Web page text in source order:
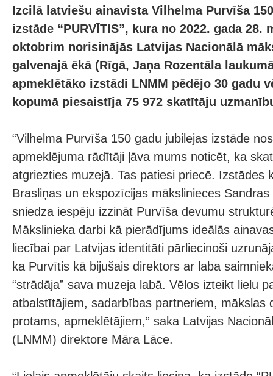
Izcilā latviešu ainavista Vilhelma Purvīša
izstāde “PURVĪTIS”, kura no 2022. gada 28.
oktobrim norisinājās Latvijas Nacionālā
galvenajā ēkā (Rīgā, Jaņa Rozentāla
apmeklētāko izstādi LNMM pēdējo 30 gadu
kopumā piesaistīja 75 972 skatītāju
“Vilhelma Purvīša 150 gadu jubilejas izstāde
apmeklējuma rādītāji ļāva mums noticēt, ka
atgriezties muzejā. Tas patiesi priecē. Izstādes
Brasliņas un ekspozīcijas mākslinieces
sniedza iespēju izzināt Purvīša devumu
Mākslinieka darbi kā pierādījums ideālās
liecībai par Latvijas identitāti pārliecinoši
ka Purvītis kā bijušais direktors ar laba
“strādāja” sava muzeja labā. Vēlos izteikt lielu
atbalstītājiem, sadarbības partneriem, mākslas
protams, apmeklētājiem,” saka Latvijas
(LNMM) direktore Māra Lāce.